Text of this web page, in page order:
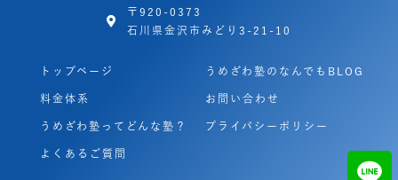
〒920-0373
石川県金沢市みどり3-21-10
トップページ
料金体系
うめざわ塾ってどんな塾？
よくあるご質問
うめざわ塾のなんでもBLOG
お問い合わせ
プライバシーポリシー